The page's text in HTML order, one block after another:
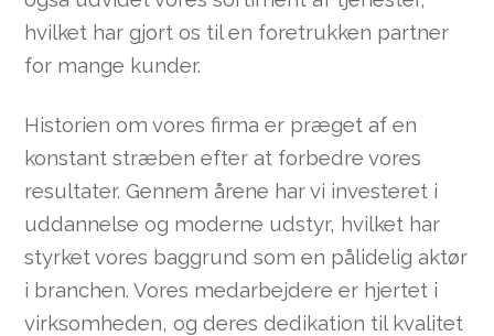
hvilket har gjort os til en foretrukken partner
for mange kunder.
Historien om vores firma er præget af en
konstant stræben efter at forbedre vores
resultater. Gennem årene har vi investeret i
uddannelse og moderne udstyr, hvilket har
styrket vores baggrund som en pålidelig aktør
i branchen. Vores medarbejdere er hjertet i
virksomheden, og deres dedikation til kvalitet